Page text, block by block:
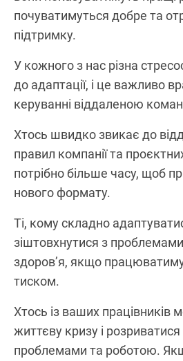
почуватимуться добре та
підтримку.
У кожного з нас різна
до адаптації, і це важливо
керуванні віддаленою
Хтось швидко звикає до
правил компанії та
потрібно більше часу, щоб
нового формату.
Ті, кому складно
зіштовхнутися з
здоров’я, якщо
тиском.
Хтось із ваших
життєву кризу і
проблемами та роботою.